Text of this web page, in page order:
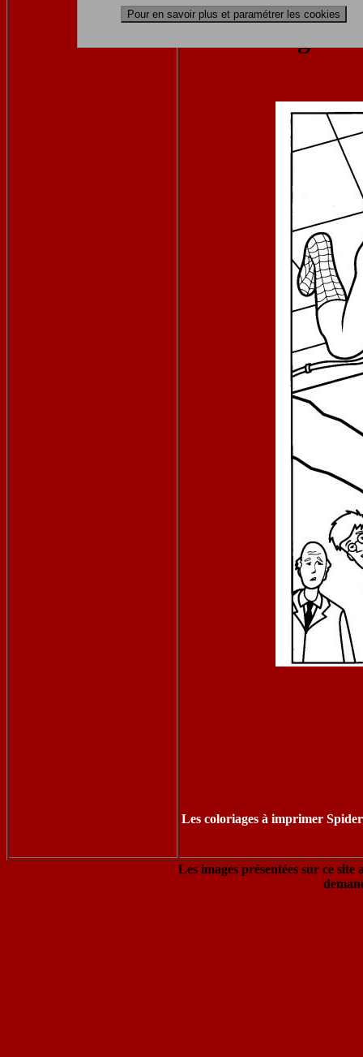
Pour en savoir plus et paramétrer les cookies
coloriage à
Les coloriages à imprimer
Les images présentées sur ce